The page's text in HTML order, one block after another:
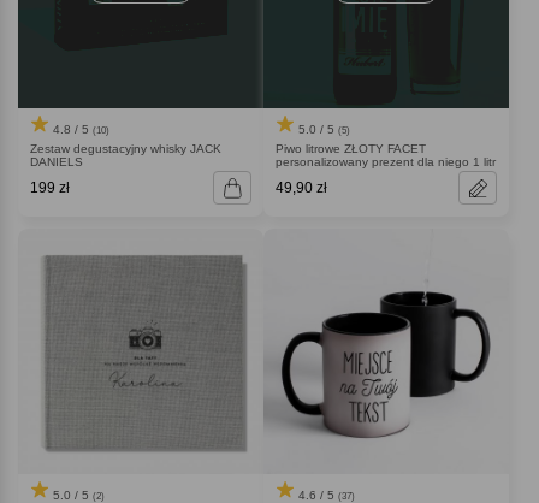
4.8 / 5 (10)
Zestaw degustacyjny whisky JACK
DANIELS
199 zł
5.0 / 5 (5)
Piwo litrowe ZŁOTY FACET
personalizowany prezent dla niego 1 litr
49,90 zł
5.0 / 5 (2) 4.6 / 5 (37)